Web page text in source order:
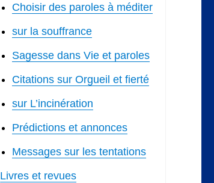
Choisir des paroles à méditer
sur la souffrance
Sagesse dans Vie et paroles
Citations sur Orgueil et fierté
sur L’incinération
Prédictions et annonces
Messages sur les tentations
Livres et revues